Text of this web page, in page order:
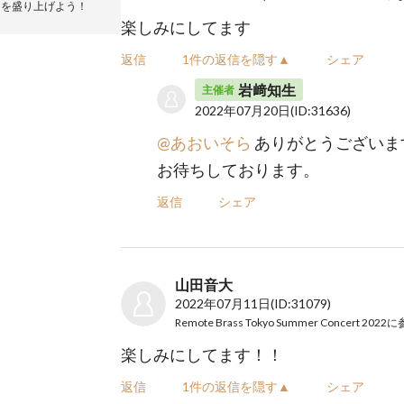
盛り上げよう！
楽しみにしてます
返信 1件の返信を隠す▲ シェア
主催者 岩﨑知生
2022年07月20日(ID:31636)
@あおいそら ありがとうございま
お待ちしております。
返信 シェア
山田音大
2022年07月11日(ID:31079)
Remote Brass Tokyo Summer Concert 2022に
楽しみにしてます！！
返信 1件の返信を隠す▲ シェア